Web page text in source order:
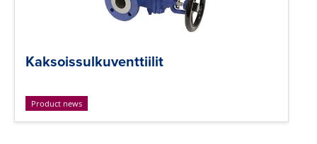
Kaksoissulkuventtiilit
Product news